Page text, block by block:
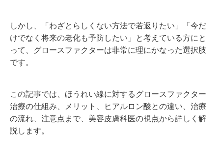
しかし、「わざとらしくない方法で若返りたい」「今だ
けでなく将来の老化も予防したい」と考えている方にと
って、グロースファクターは非常に理にかなった選択肢
です。
この記事では、ほうれい線に対するグロースファクター
治療の仕組み、メリット、ヒアルロン酸との違い、治療
の流れ、注意点まで、美容皮膚科医の視点から詳しく解
説します。